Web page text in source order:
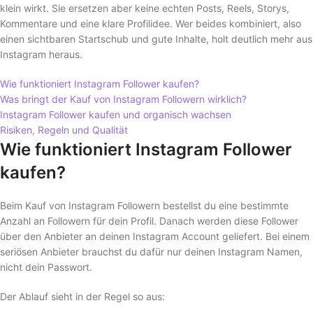
klein wirkt. Sie ersetzen aber keine echten Posts, Reels, Storys,
Kommentare und eine klare Profilidee. Wer beides kombiniert, also
einen sichtbaren Startschub und gute Inhalte, holt deutlich mehr aus
Instagram heraus.
Wie funktioniert Instagram Follower kaufen?
Was bringt der Kauf von Instagram Followern wirklich?
Instagram Follower kaufen und organisch wachsen
Risiken, Regeln und Qualität
Wie funktioniert Instagram Follower
kaufen?
Beim Kauf von Instagram Followern bestellst du eine bestimmte
Anzahl an Followern für dein Profil. Danach werden diese Follower
über den Anbieter an deinen Instagram Account geliefert. Bei einem
seriösen Anbieter brauchst du dafür nur deinen Instagram Namen,
nicht dein Passwort.
Der Ablauf sieht in der Regel so aus: